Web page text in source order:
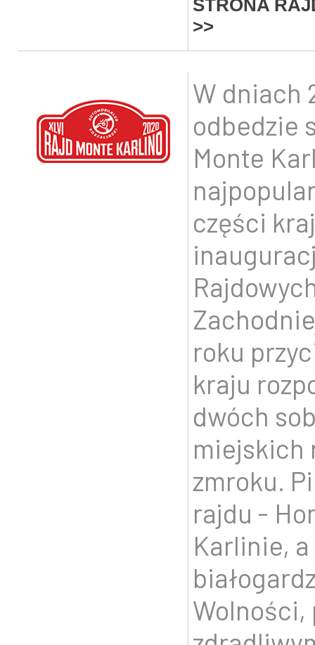
STRONA
>>
W dniach
odbedzie
Monte
części
roku
kraju
dwóch
miejskich
zmroku.
rajdu -
Karlinie,
Wolności,